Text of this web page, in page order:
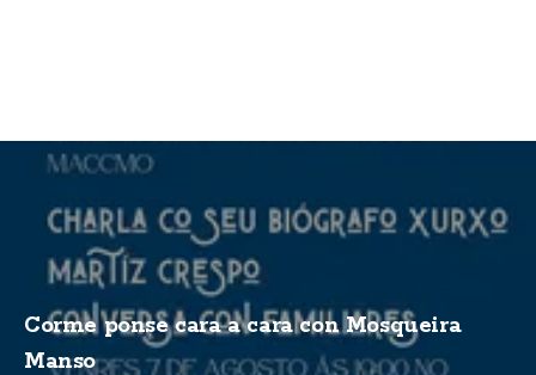
Corme ponse cara a cara con Mosqueira
Manso